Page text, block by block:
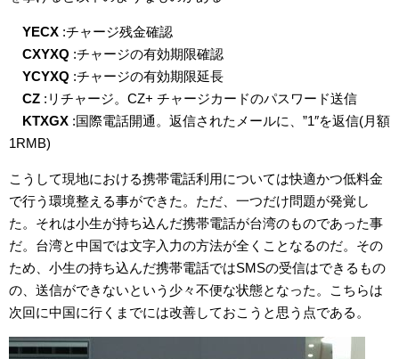
YECX :チャージ残金確認
CXYXQ :チャージの有効期限確認
YCYXQ :チャージの有効期限延長
CZ :リチャージ。CZ+ チャージカードのパスワード送信
KTXGX :国際電話開通。返信されたメールに、”1″を返信(月額
1RMB)
こうして現地における携帯電話利用については快適かつ低料金
で行う環境整える事ができた。ただ、一つだけ問題が発覚し
た。それは小生が持ち込んだ携帯電話が台湾のものであった事
だ。台湾と中国では文字入力の方法が全くことなるのだ。その
ため、小生の持ち込んだ携帯電話ではSMSの受信はできるもの
の、送信ができないという少々不便な状態となった。こちらは
次回に中国に行くまでには改善しておこうと思う点である。